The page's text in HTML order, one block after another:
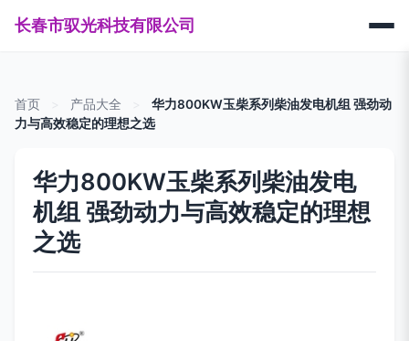
长春市驭光科技有限公司
首页 产品大全
华力800KW玉柴系列柴油发电机组 强劲动
力与高效稳定的理想之选
华力800KW玉柴系列柴油发电
机组 强劲动力与高效稳定的理想
之选